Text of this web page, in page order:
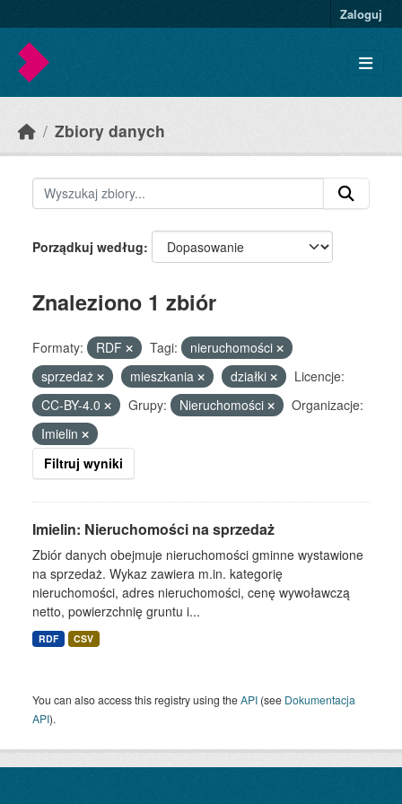
Zaloguj
Zbiory danych
Porządkuj według
Znaleziono 1 zbiór
Formaty: RDF Tagi:
nieruchomości
sprzedaż
mieszkania działki
Licencje:
CC-BY-4.0
Grupy: Nieruchomości
Organizacje:
Imielin
Filtruj wyniki
Imielin: Nieruchomości na sprzedaż
Zbiór danych obejmuje nieruchomości gminne wystawione
na sprzedaż. Wykaz zawiera m.in. kategorię
nieruchomości, adres nieruchomości, cenę wywoławczą
netto, powierzchnię gruntu i...
RDF CSV
You can also access this registry using theAPI (see Dokumentacja
API).